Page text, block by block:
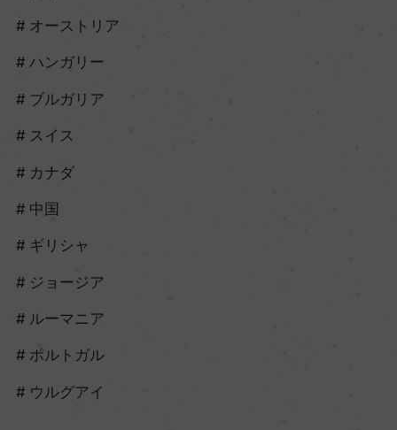
オーストリア
ハンガリー
ブルガリア
スイス
カナダ
中国
ギリシャ
ジョージア
ルーマニア
ポルトガル
ウルグアイ